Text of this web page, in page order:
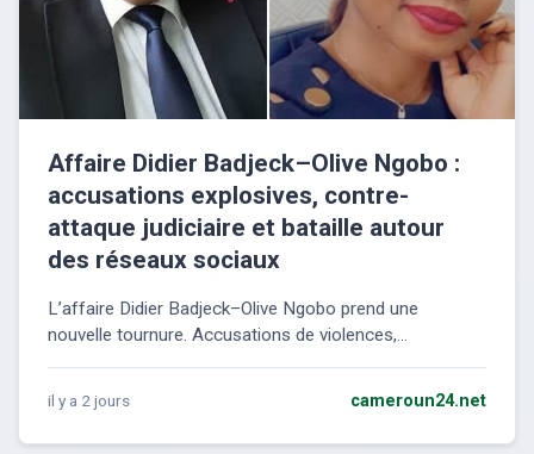
Affaire Didier Badjeck–Olive Ngobo :
accusations explosives, contre-
attaque judiciaire et bataille autour
des réseaux sociaux
L’affaire Didier Badjeck–Olive Ngobo prend une
nouvelle tournure. Accusations de violences,...
il y a 2 jours cameroun24.net